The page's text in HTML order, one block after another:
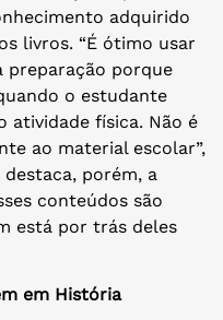
adquirido
livros. “É ótimo usar
preparação porque
o estudante
atividade física. Não é
ao material escolar”,
porém, a
conteúdos são
está por trás deles
em História